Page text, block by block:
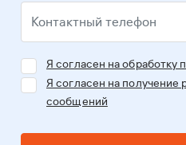
Я согласен на обработку
Я согласен на
сообщений